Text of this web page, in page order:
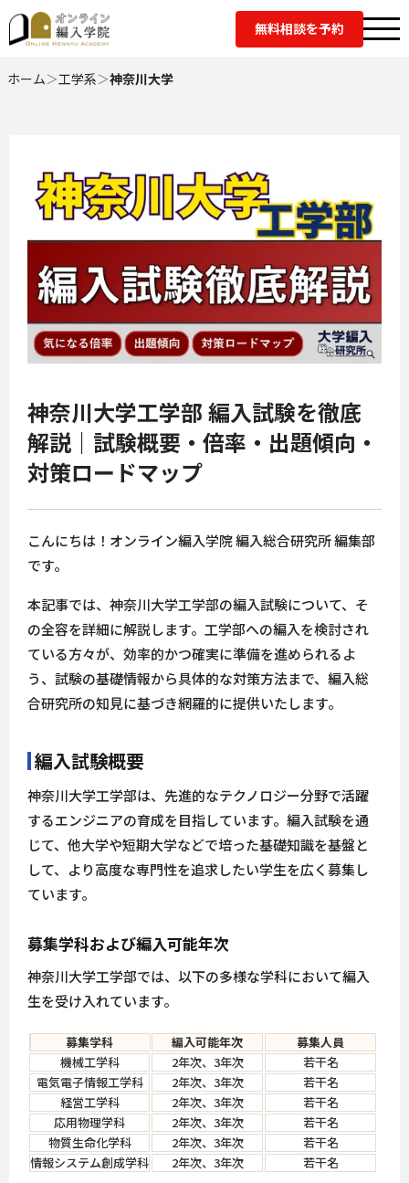
無料相談を予約
ホーム＞工学系＞神奈川大学
神奈川大学工学部 編入試験を徹底
解説｜試験概要・倍率・出題傾向・
対策ロードマップ
こんにちは！オンライン編入学院 編入総合研究所 編集部
です。
本記事では、神奈川大学工学部の編入試験について、そ
の全容を詳細に解説します。工学部への編入を検討され
ている方々が、効率的かつ確実に準備を進められるよ
う、試験の基礎情報から具体的な対策方法まで、編入総
合研究所の知見に基づき網羅的に提供いたします。
編入試験概要
神奈川大学工学部は、先進的なテクノロジー分野で活躍
するエンジニアの育成を目指しています。編入試験を通
じて、他大学や短期大学などで培った基礎知識を基盤と
して、より高度な専門性を追求したい学生を広く募集し
ています。
募集学科および編入可能年次
神奈川大学工学部では、以下の多様な学科において編入
生を受け入れています。
募集学科 編入可能年次
募集人員
機械工学科
2年次、3年次
若干名
電気電子情報工学科
2年次、3年次
若干名
経営工学科
2年次、3年次
若干名
応用物理学科
2年次、3年次
若干名
物質生命化学科
2年次、3年次
若干名
情報システム創成学科
2年次、3年次 若干名